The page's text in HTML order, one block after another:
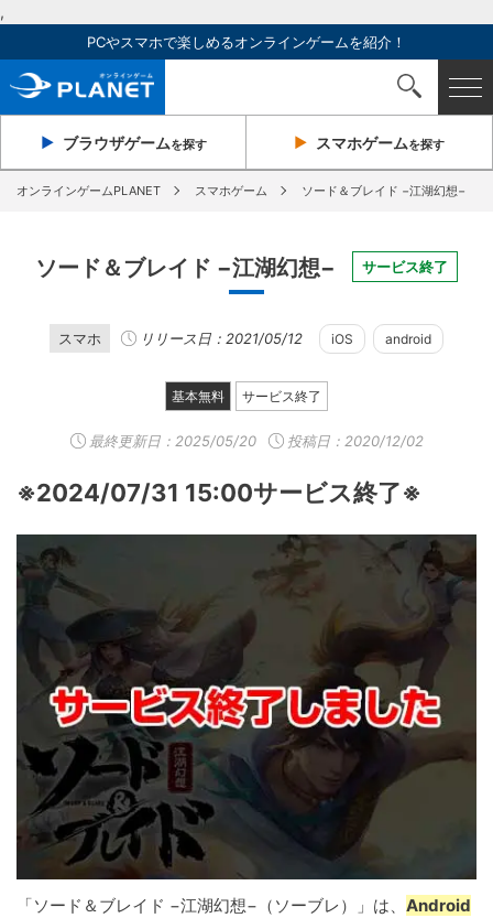
,
PCやスマホで楽しめるオンラインゲームを紹介！
ブラウザゲームを探す スマホゲームを探す
オンラインゲームPLANET スマホゲーム ソード＆ブレイド −江湖幻想−
ソード＆ブレイド −江湖幻想− サービス終了
スマホ リリース日：2021/05/12 iOS android
基本無料 サービス終了
最終更新日： 2025/05/20 投稿日：2020/12/02
※2024/07/31 15:00サービス終了※
「ソード＆ブレイド −江湖幻想−（ソーブレ）」は、 Android